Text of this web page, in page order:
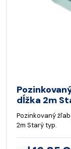
dĺžka 2m
Pozinkovaný
2m Starý typ.